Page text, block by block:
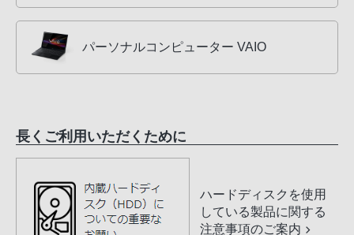
パーソナルコンピューター VAIO
長くご利用いただくために
ハードディスクを使用
している製品に関する
注意事項のご案内